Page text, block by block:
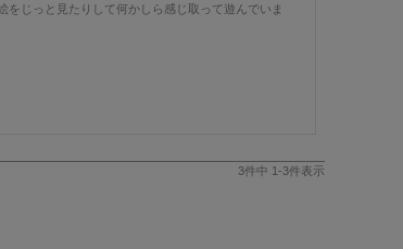
をじっと見たりして何かしら感じ取って遊んでいま
3件中 1 -3件表示